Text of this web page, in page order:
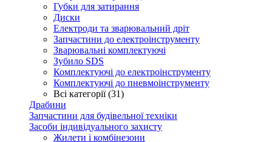
Губки для затирання
Диски
Електроди та зварювальний дріт
Запчастини до електроінструменту
Зварювальні комплектуючі
Зубило SDS
Комплектуючі до електроінструменту
Комплектуючі до пневмоінструменту
Всі категорії (31)
Драбини
Запчастини для будівельної техніки
Засоби індивідуального захисту
Жилети і комбінезони